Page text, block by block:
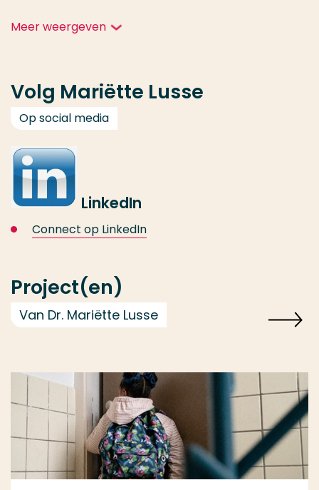
Meer weergeven
Volg Mariëtte Lusse
Op social media
LinkedIn
Connect op LinkedIn
Project(en)
Van Dr. Mariëtte Lusse